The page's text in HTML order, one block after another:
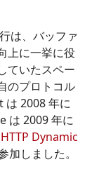
は、バッファ
上に一挙に役
ていたスペー
のプロトコル
は 2008 年に
は 2009 年に
HTTP Dynamic
加しました。